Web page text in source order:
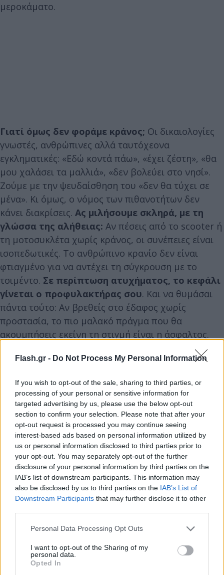
Flash.gr - Do Not Process My Personal Information
If you wish to opt-out of the sale, sharing to third parties, or
processing of your personal or sensitive information for
targeted advertising by us, please use the below opt-out
section to confirm your selection. Please note that after your
opt-out request is processed you may continue seeing
interest-based ads based on personal information utilized by
us or personal information disclosed to third parties prior to
your opt-out. You may separately opt-out of the further
disclosure of your personal information by third parties on the
IAB’s list of downstream participants. This information may
also be disclosed by us to third parties on the IAB’s List of
Downstream Participants that may further disclose it to other
Please note that this website/app uses one or more Google
not limited to your visit or usage behaviour. You may click to
grant or deny consent to Google and its third-party tags to
use your data for below specified purposes in below Google
Personal Data Processing Opt Outs
I want to opt-out of the Sharing of my
personal data.
Opted In
μεροκάματο.
Γιατί όμως δεν φοράμε κράνος; Οι δικαιολογίες
γνωστές, ανθρώπινες αλλά ταυτόχεονα
εγκληματικές: «Εδώ κοντά πάω», «έχει ζέστη», «θα
μου χαλάσει τα μαλλιά», «δεν βολεύει στο νησί».
Ζούμε με την ψευδαίσθηση του «δεν θα τύχει σε
μένα». Κι όμως, ο νόμος των πιθανοτήτων δεν
κάνει διακρίσεις. Ας μιλήσουμε σκληρά, με τη
γλώσσα της αλήθειας: Αν πέσεις από το scooter ή
τη μοτοσυκλέτα χωρίς κράνος, οι συνέπειες είναι
ισοπεδωτικές. Το ανθρώπινο κρανίο δεν είναι
φτιαγμένο για να αντέχει τη σύγκρουση με το
τσιμέντο. Σε περίπτωση ατυχήματος, το κεφάλι
γίνεται ο προφυλακτήρας σου. Και να θυμάσαι
πάντα τούτο: Αν βρεθείς στο έδαφος χωρίς
προστασία, το πιο μαλακό πράγμα που θα
ακουμπήσεις εκείνη τη στιγμή είναι η άσφαλτος.
Όλα τα υπόλοιπα –πεζοδρόμια, κολώνες, άλλα
οχήματα– είναι απλά θανατηφόρα.